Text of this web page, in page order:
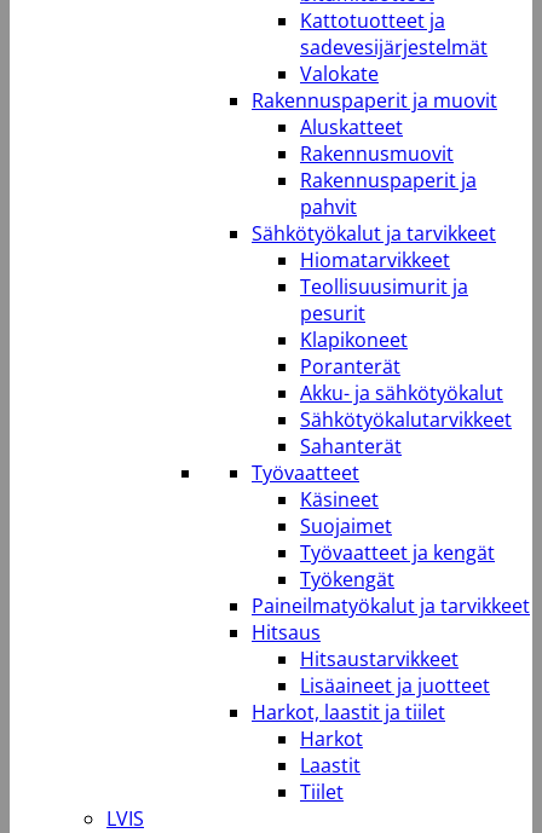
Kattotuotteet ja
sadevesijärjestelmät
Valokate
Rakennuspaperit ja muovit
Aluskatteet
Rakennusmuovit
Rakennuspaperit ja
pahvit
Sähkötyökalut ja tarvikkeet
Hiomatarvikkeet
Teollisuusimurit ja
pesurit
Klapikoneet
Poranterät
Akku- ja sähkötyökalut
Sähkötyökalutarvikkeet
Sahanterät
Työvaatteet
Käsineet
Suojaimet
Työvaatteet ja kengät
Työkengät
Paineilmatyökalut ja tarvikkeet
Hitsaus
Hitsaustarvikkeet
Lisäaineet ja juotteet
Harkot, laastit ja tiilet
Harkot
Laastit
Tiilet
LVIS